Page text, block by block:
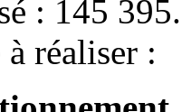
: 145
à